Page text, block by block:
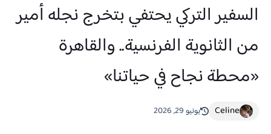
السفير التركي يحتفي بتخرج نجله أمير
من الثانوية الفرنسية.. والقاهرة
«محطة نجاح في حياتنا»
Celine يونيو 29, 2026